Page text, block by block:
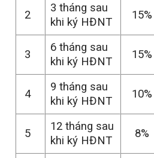
2
3 tháng sau
khi ký HĐNT
15%
3
6 tháng sau
khi ký HĐNT
15%
4
9 tháng sau
khi ký HĐNT
10%
5
12 tháng sau
khi ký HĐNT
8%